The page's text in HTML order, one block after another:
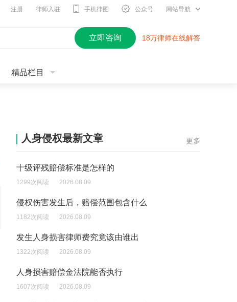
注册 律师入驻 手机律图 公众号 网站导航
立即咨询 18万律师在线解答
精品栏目
更多
人身侵权最新文章
十级评残赔偿标准是怎样的
1299次阅读 2026.08.09
侵权伤害发生后，赔偿范围包含什么
1182次阅读 2026.08.09
发生人身损害律师费究竟该由谁出
1322次阅读 2026.08.09
人身损害赔偿金法院能否执行
1607次阅读 2026.08.09